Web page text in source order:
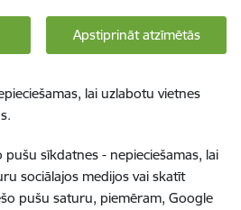
Apstiprināt atzīmētās
lai uzlabotu vietnes
sīkdatnes - nepieciešamas, lai
sociālajos medijos vai skatīt
pušu saturu, piemēram, Google